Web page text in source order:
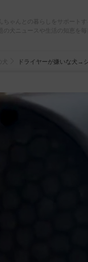
ちゃんとの暮らしをサポート
の犬ニュースや生活の知恵を毎
ドライヤーが嫌いな犬→